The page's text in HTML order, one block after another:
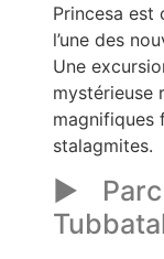
Princesa est
l’une des
Une
mystérieuse
magnifiques
stalagmites.